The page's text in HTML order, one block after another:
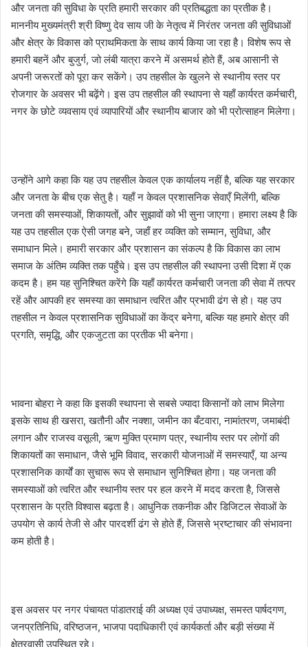
और जनता की सुविधा के प्रति हमारी सरकार की प्रतिबद्धता का प्रतीक है।
माननीय मुख्यमंत्री श्री विष्णु देव साय जी के नेतृत्व में निरंतर जनता की सुविधाओं
और क्षेत्र के विकास को प्राथमिकता के साथ कार्य किया जा रहा है। विशेष रूप से
हमारी बहनें और बुजुर्ग, जो लंबी यात्रा करने में असमर्थ होते हैं, अब आसानी से
अपनी जरूरतों को पूरा कर सकेंगे। उप तहसील के खुलने से स्थानीय स्तर पर
रोजगार के अवसर भी बढ़ेंगे। इस उप तहसील की स्थापना से यहाँ कार्यरत कर्मचारी,
नगर के छोटे व्यवसाय एवं व्यापारियों और स्थानीय बाजार को भी प्रोत्साहन मिलेगा।
उन्होंने आगे कहा कि यह उप तहसील केवल एक कार्यालय नहीं है, बल्कि यह सरकार
और जनता के बीच एक सेतु है। यहाँ न केवल प्रशासनिक सेवाएँ मिलेंगी, बल्कि
जनता की समस्याओं, शिकायतों, और सुझावों को भी सुना जाएगा। हमारा लक्ष्य है कि
यह उप तहसील एक ऐसी जगह बने, जहाँ हर व्यक्ति को सम्मान, सुविधा, और
समाधान मिले। हमारी सरकार और प्रशासन का संकल्प है कि विकास का लाभ
समाज के अंतिम व्यक्ति तक पहुँचे। इस उप तहसील की स्थापना उसी दिशा में एक
कदम है। हम यह सुनिश्चित करेंगे कि यहाँ कार्यरत कर्मचारी जनता की सेवा में तत्पर
रहें और आपकी हर समस्या का समाधान त्वरित और प्रभावी ढंग से हो। यह उप
तहसील न केवल प्रशासनिक सुविधाओं का केंद्र बनेगा, बल्कि यह हमारे क्षेत्र की
प्रगति, समृद्धि, और एकजुटता का प्रतीक भी बनेगा।
भावना बोहरा ने कहा कि इसकी स्थापना से सबसे ज्यादा किसानों को लाभ मिलेगा
इसके साथ ही खसरा, खतौनी और नक्शा, जमीन का बँटवारा, नामांतरण, जमाबंदी
लगान और राजस्व वसूली, ऋण मुक्ति प्रमाण पत्र, स्थानीय स्तर पर लोगों की
शिकायतों का समाधान, जैसे भूमि विवाद, सरकारी योजनाओं में समस्याएँ, या अन्य
प्रशासनिक कार्यों का सुचारू रूप से समाधान सुनिश्चित होगा। यह जनता की
समस्याओं को त्वरित और स्थानीय स्तर पर हल करने में मदद करता है, जिससे
प्रशासन के प्रति विश्वास बढ़ता है। आधुनिक तकनीक और डिजिटल सेवाओं के
उपयोग से कार्य तेजी से और पारदर्शी ढंग से होते हैं, जिससे भ्रष्टाचार की संभावना
कम होती है।
इस अवसर पर नगर पंचायत पांडातराई की अध्यक्ष एवं उपाध्यक्ष, समस्त पार्षदगण,
जनप्रतिनिधि, वरिष्ठजन, भाजपा पदाधिकारी एवं कार्यकर्ता और बड़ी संख्या में
क्षेत्रवासी उपस्थित रहे।